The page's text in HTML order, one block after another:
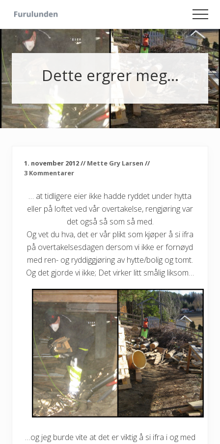
main
content
primary
sidebar
Hageliv
Lise
for
sjelen Dette ergrer meg…
1. november 2012// Mette Gry Larsen //
3 Kommentarer
… at tidligere eier ikke hadde ryddet under hytta
eller på loftet ved vår overtakelse, rengjøring var
det også så som så med.
Og vet du hva, det er vår plikt som kjøper å si ifra
på overtakelsesdagen dersom vi ikke er fornøyd
med ren- og ryddiggjøring av hytte/bolig og tomt.
Og det gjorde vi ikke; Det virker litt smålig liksom…
…og jeg burde vite at det er viktig å si ifra i og med